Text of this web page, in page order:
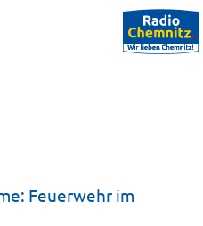
Feuerwehr im